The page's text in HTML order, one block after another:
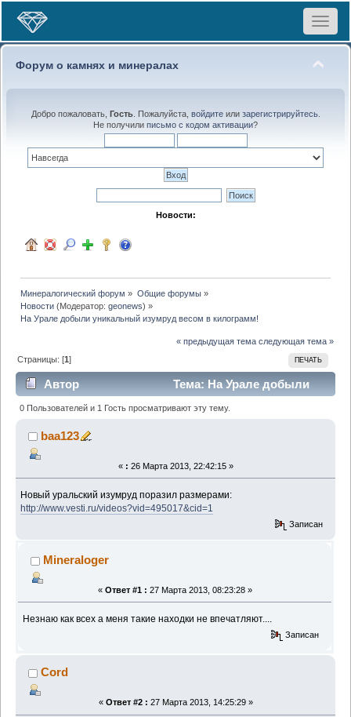
Toggle
Форум о камнях и минералах
Добро пожаловать, Гость. Пожалуйста, войдитеили зарегистрируйтесь.
Не получили письмо с кодом активации?
Новости:
Минералогический форум » Общие форумы»
Новости (Модератор:geonews) »
На Урале добыли уникальный изумруд весом в килограмм!
« предыдущая тема следующая тема »
ПЕЧАТЬ
Страницы: [1]
Автор
Тема: На Урале добыли
уникальный изумруд весом в килограмм!
(Прочитано 1515 раз)
0 Пользователей и 1 Гость просматривают эту тему.
baa123
« : 26 Марта 2013, 22:42:15 »
Новый уральский изумруд поразил размерами:
http://www.vesti.ru/videos?vid=495017&cid=1
Записан
Mineraloger
« Ответ #1 : 27 Марта 2013, 08:23:28 »
Незнаю как всех а меня такие находки не впечатляют....
Записан
Cord
« Ответ #2 : 27 Марта 2013, 14:25:29 »